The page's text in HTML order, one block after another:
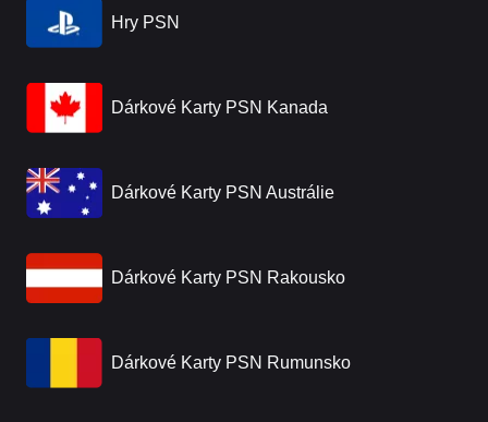
Hry PSN
Dárkové Karty PSN Kanada
Dárkové Karty PSN Austrálie
Dárkové Karty PSN Rakousko
Dárkové Karty PSN Rumunsko